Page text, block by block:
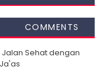
COMMENTS
Sehat dengan